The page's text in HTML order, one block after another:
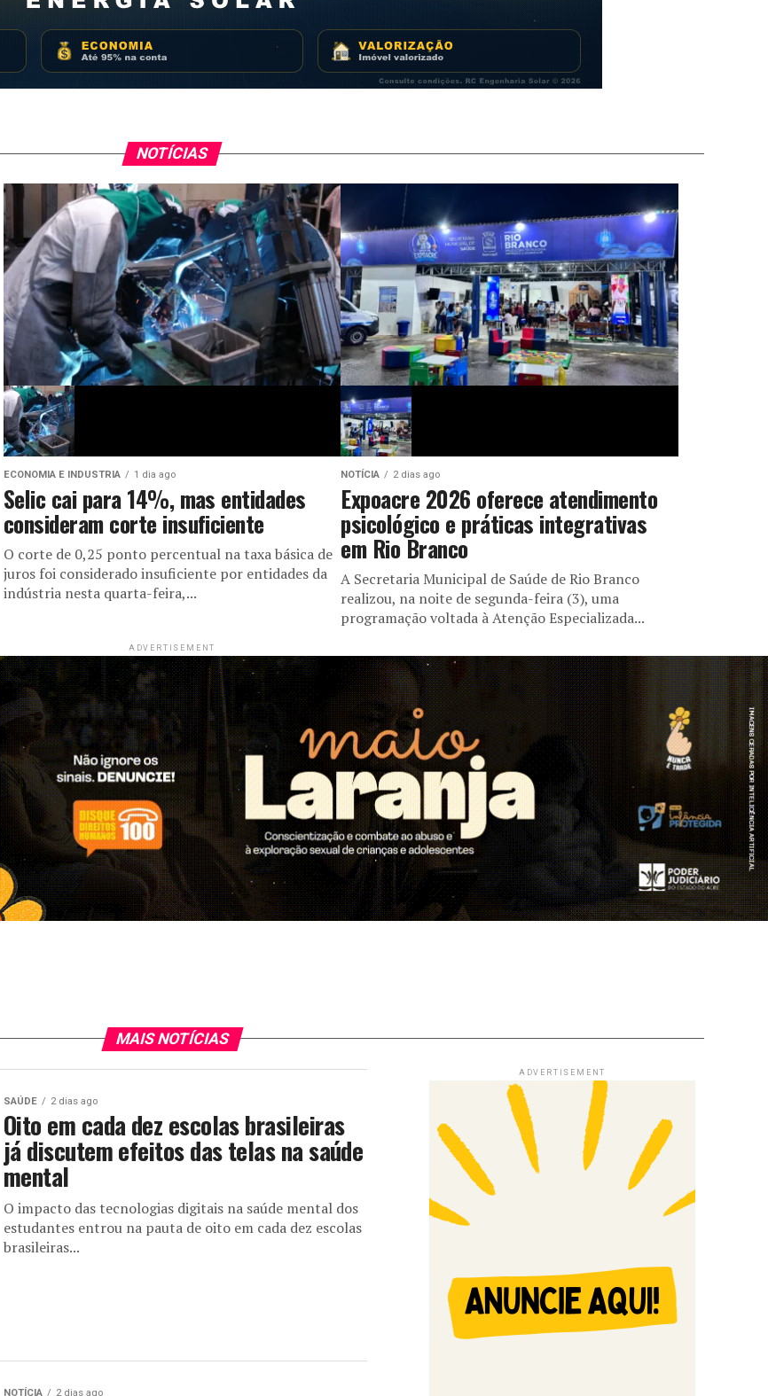
NOTÍCIAS
ECONOMIA E INDUSTRIA 1 dia ago
Selic cai para 14%, mas entidades
consideram corte insuficiente
O corte de 0,25 ponto percentual na taxa básica de
juros foi considerado insuficiente por entidades da
indústria nesta quarta-feira,...
NOTÍCIA 2 dias ago
Expoacre 2026 oferece atendimento
psicológico e práticas integrativas
em Rio Branco
A Secretaria Municipal de Saúde de Rio Branco
realizou, na noite de segunda-feira (3), uma
programação voltada à Atenção Especializada...
ADVERTISEMENT
MAIS NOTÍCIAS
SAÚDE 2 dias ago
Oito em cada dez escolas brasileiras
já discutem efeitos das telas na saúde
mental
O impacto das tecnologias digitais na saúde mental dos
estudantes entrou na pauta de oito em cada dez escolas
brasileiras...
NOTÍCIA 2 dias ago
ADVERTISEMENT